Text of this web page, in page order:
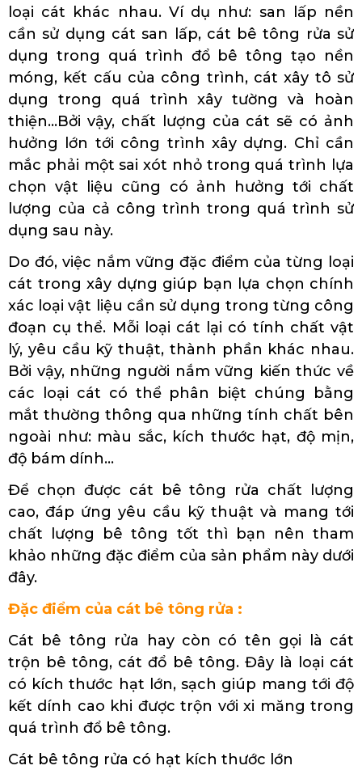
loại cát khác nhau. Ví dụ như: san lấp nền
cần sử dụng cát san lấp, cát bê tông rửa sử
dụng trong quá trình đổ bê tông tạo nền
móng, kết cấu của công trình, cát xây tô sử
dụng trong quá trình xây tường và hoàn
thiện…Bởi vậy, chất lượng của cát sẽ có ảnh
hưởng lớn tới công trình xây dựng. Chỉ cần
mắc phải một sai xót nhỏ trong quá trình lựa
chọn vật liệu cũng có ảnh hưởng tới chất
lượng của cả công trình trong quá trình sử
dụng sau này.
Do đó, việc nắm vững đặc điểm của từng loại
cát trong xây dựng giúp bạn lựa chọn chính
xác loại vật liệu cần sử dụng trong từng công
đoạn cụ thể. Mỗi loại cát lại có tính chất vật
lý, yêu cầu kỹ thuật, thành phần khác nhau.
Bởi vậy, những người nắm vững kiến thức về
các loại cát có thể phân biệt chúng bằng
mắt thường thông qua những tính chất bên
ngoài như: màu sắc, kích thước hạt, độ mịn,
độ bám dính…
Để chọn được cát bê tông rửa chất lượng
cao, đáp ứng yêu cầu kỹ thuật và mang tới
chất lượng bê tông tốt thì bạn nên tham
khảo những đặc điểm của sản phẩm này dưới
đây.
Đặc điểm của cát bê tông rửa :
Cát bê tông rửa hay còn có tên gọi là cát
trộn bê tông, cát đổ bê tông. Đây là loại cát
có kích thước hạt lớn, sạch giúp mang tới độ
kết dính cao khi được trộn với xi măng trong
quá trình đổ bê tông.
Cát bê tông rửa có hạt kích thước lớn